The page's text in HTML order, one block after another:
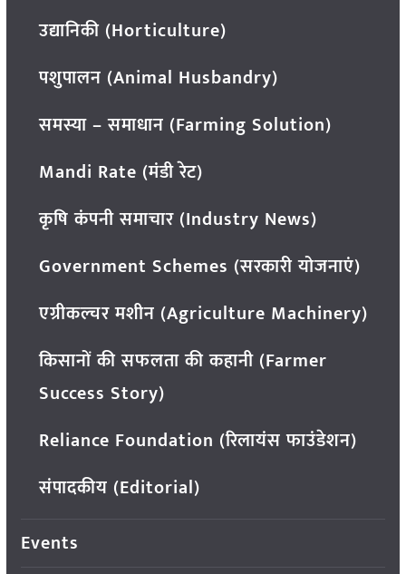
उद्यानिकी (Horticulture)
पशुपालन (Animal Husbandry)
समस्या – समाधान (Farming Solution)
Mandi Rate (मंडी रेट)
कृषि कंपनी समाचार (Industry News)
Government Schemes (सरकारी योजनाएं)
एग्रीकल्चर मशीन (Agriculture Machinery)
किसानों की सफलता की कहानी (Farmer
Success Story)
Reliance Foundation (रिलायंस फाउंडेशन)
संपादकीय (Editorial)
Events